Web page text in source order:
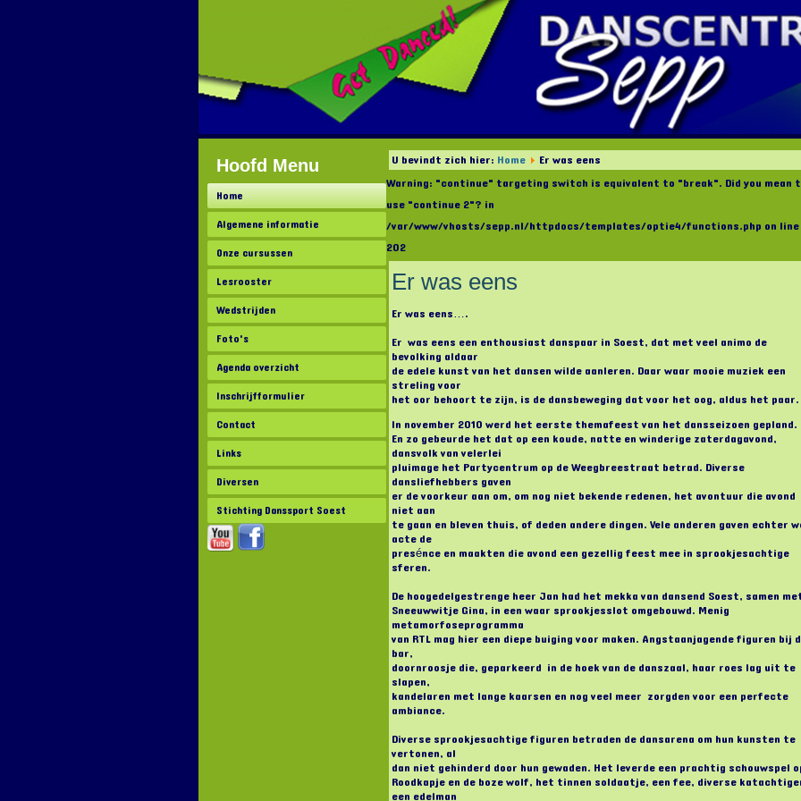
Hoofd Menu
Home
Algemene informatie
Onze cursussen
Lesrooster
Wedstrijden
Foto's
Agenda overzicht
Inschrijfformulier
Contact
Links
Diversen
Stichting Danssport Soest
U bevindt zich hier: Home
Er was eens
Warning: "continue" targeting switch is equivalent to "break". Did you mean
use "continue 2"? in
/var/www/vhosts/sepp.nl/httpdocs/templates/optie4/functions.php on line
202
Er was eens
Er was eens….
Er was eens een enthousiast danspaar in Soest, dat met veel animo de
bevolking aldaar
de edele kunst van het dansen wilde aanleren. Daar waar mooie muziek een
streling voor
het oor behoort te zijn, is de dansbeweging dat voor het oog, aldus het paar.
In november 2010 werd het eerste themafeest van het dansseizoen gepland.
En zo gebeurde het dat op een koude, natte en winderige zaterdagavond,
dansvolk van velerlei
pluimage het Partycentrum op de Weegbreestraat betrad. Diverse
dansliefhebbers gaven
er de voorkeur aan om, om nog niet bekende redenen, het avontuur die avond
niet aan
te gaan en bleven thuis, of deden andere dingen. Vele anderen gaven echter
acte de
presénce en maakten die avond een gezellig feest mee in sprookjesachtige
sferen.
De hoogedelgestrenge heer Jan had het mekka van dansend Soest, samen
Sneeuwwitje Gina, in een waar sprookjesslot omgebouwd. Menig
metamorfoseprogramma
van RTL mag hier een diepe buiging voor maken. Angstaanjagende figuren bij
bar,
doornroosje die, geparkeerd in de hoek van de danszaal, haar roes lag uit te
slapen,
kandelaren met lange kaarsen en nog veel meer zorgden voor een perfecte
ambiance.
Diverse sprookjesachtige figuren betraden de dansarena om hun kunsten te
vertonen, al
dan niet gehinderd door hun gewaden. Het leverde een prachtig schouwspel
Roodkapje en de boze wolf, het tinnen soldaatje, een fee, diverse
een edelman